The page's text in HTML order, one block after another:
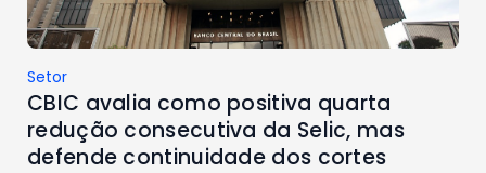
Setor
CBIC avalia como positiva quarta
redução consecutiva da Selic, mas
defende continuidade dos cortes